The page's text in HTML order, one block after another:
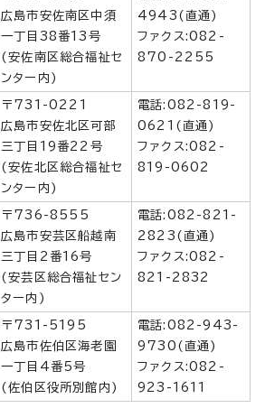
広島市安佐南区中須
一丁目38番13号
(安佐南区総合福祉セ
ンター内)
4943(直通)
ファクス:082-
870-2255
〒731-0221
広島市安佐北区可部
三丁目19番22号
(安佐北区総合福祉セ
ンター内)
電話:082-819-
0621(直通)
ファクス:082-
819-0602
〒736-8555
広島市安芸区船越南
三丁目2番16号
(安芸区総合福祉セン
ター内)
電話:082-821-
2823(直通)
ファクス:082-
821-2832
〒731-5195
広島市佐伯区海老園
一丁目4番5号
(佐伯区役所別館内)
電話:082-943-
9730(直通)
ファクス:082-
923-1611